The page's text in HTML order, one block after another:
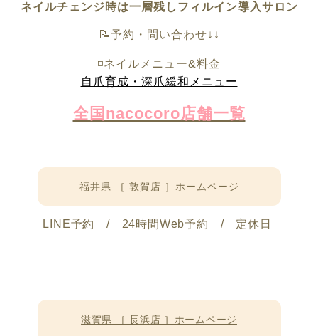
ネイルチェンジ時は一層残しフィルイン導入サロン
📝予約・問い合わせ↓↓
◽️ネイルメニュー&料金
自爪育成・深爪緩和メニュー
全国nacocoro店舗一覧
福井県 ［ 敦賀店 ］ホームページ
LINE予約 / 24時間Web予約 / 定休日
滋賀県 ［ 長浜店 ］ホームページ